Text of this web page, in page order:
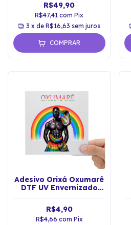
R$49,90
R$47,41com Pix
3 x deR$16,63 sem juros
COMPRAR
Adesivo Orixá Oxumarê
DTF UV Envernizado
R$4,90
R$4,66 com Pix